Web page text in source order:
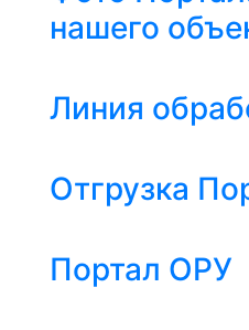
нашего
Линия
Отгрузка
Портал ОРУ